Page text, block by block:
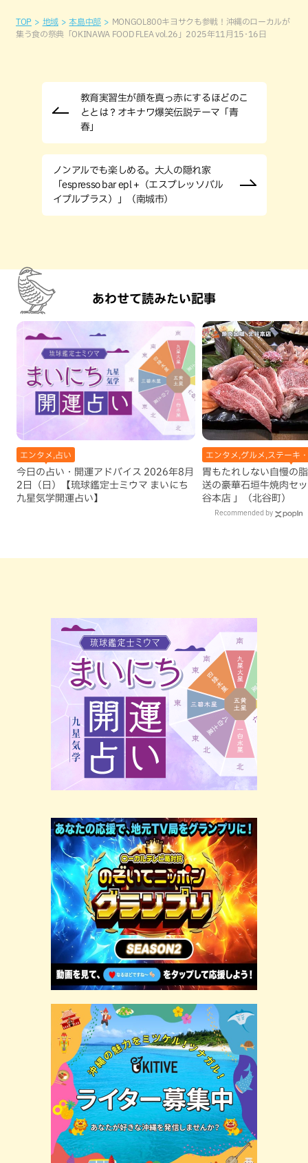
TOP 地域 本島中部
MONGOL800キヨサクも参戦！沖縄のローカルが
集う食の祭典「OKINAWA FOOD FLEA vol.26」2025年11月15･16日
教育実習生が顔を真っ赤にするほどのこ
ととは？オキナワ爆笑伝説テーマ「青
春」
ノンアルでも楽しめる。大人の隠れ家
「espresso bar epl +（エスプレッソバル
イプルプラス）」（南城市）
あわせて読みたい記事
エンタメ,占い
今日の占い・開運アドバイス 2026年8月
2日（日）【琉球鑑定士ミウマ まいにち
九星気学開運占い】
エンタメ,グルメ,ステーキ
胃もたれしない自慢の
送の豪華石垣牛焼肉セ
谷本店 」（北谷町）
Recommended by